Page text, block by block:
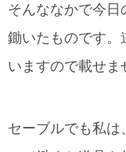
そんななかで今
鋤いたものです。
いますので載せま
セーブルでも私は